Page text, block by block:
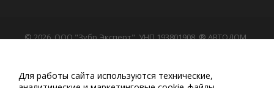
© 2026, ООО "Зубр Эксперт", УНП 193801908. ® АВТОДОМ
сайт носит исключительно информационный характер
Для работы сайта используются технические,